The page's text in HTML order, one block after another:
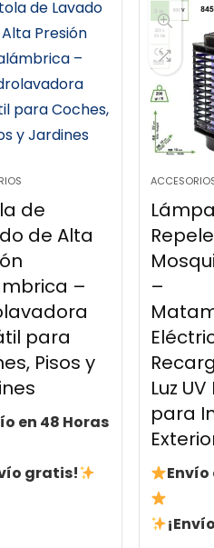
de
de Alta
–
para
Pisos y
en 48 Horas
gratis!
–
Luz
para
Envío